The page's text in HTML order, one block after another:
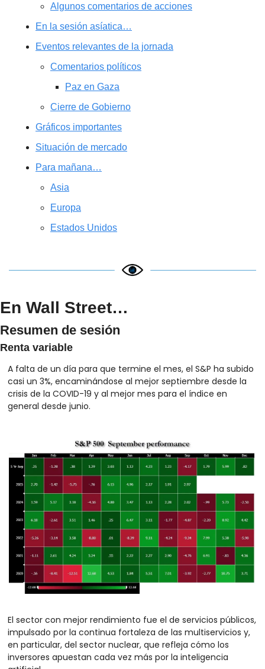
Algunos comentarios de acciones
En la sesión asíatica…
Eventos relevantes de la jornada
Comentarios políticos
Paz en Gaza
Cierre de Gobierno
Gráficos importantes
Situación de mercado
Para mañana…
Asia
Europa
Estados Unidos
En Wall Street…
Resumen de sesión
Renta variable
A falta de un día para que termine el mes, el S&P ha subido
casi un 3%, encaminándose al mejor septiembre desde la
crisis de la COVID-19 y al mejor mes para el índice en
general desde junio.
El sector con mejor rendimiento fue el de servicios públicos,
impulsado por la continua fortaleza de las multiservicios y,
en particular, del sector nuclear, que refleja cómo los
inversores apuestan cada vez más por la inteligencia